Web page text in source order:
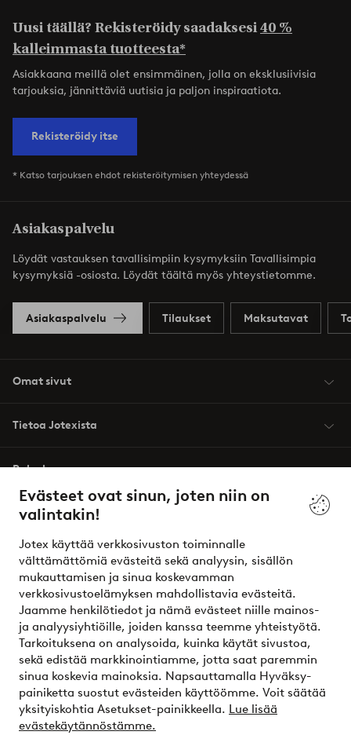
Evästeet ovat sinun, joten niin on
valintakin!
Jotex käyttää verkkosivuston toiminnalle
välttämättömiä evästeitä sekä analyysin, sisällön
mukauttamisen ja sinua koskevamman
verkkosivustoelämyksen mahdollistavia evästeitä.
Jaamme henkilötiedot ja nämä evästeet niille mainos-
ja analyysiyhtiöille, joiden kanssa teemme yhteistyötä.
Tarkoituksena on analysoida, kuinka käytät sivustoa,
sekä edistää markkinointiamme, jotta saat paremmin
sinua koskevia mainoksia. Napsauttamalla Hyväksy-
painiketta suostut evästeiden käyttöömme. Voit säätää
yksityiskohtia Asetukset-painikkeella. Lue lisää
evästekäytännöstämme.
Uusi täällä? Rekisteröidy saadaksesi40 %
kalleimmasta tuotteesta*
Asiakkaana meillä olet ensimmäinen, jolla on eksklusiivisia
tarjouksia, jännittäviä uutisia ja paljon inspiraatiota.
Rekisteröidy itse
* Katso tarjouksen ehdot rekisteröitymisen yhteydessä
Asiakaspalvelu
Löydät vastauksen tavallisimpiin kysymyksiin Tavallisimpia
kysymyksiä -osiosta. Löydät täältä myös yhteystietomme.
Asiakaspalvelu Tilaukset Maksutavat
Omat sivut
Tietoa Jotexista
Palvelumme
Ehdot
Ystävät
Turvalliset maksut – maksa nyt tai erissä
Haluatko tietää lisää maksuvaihtoehdoistamme?
elpy